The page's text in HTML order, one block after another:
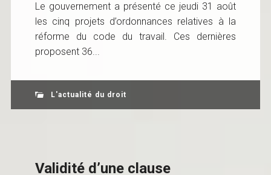
Le gouvernement a présenté ce jeudi 31 août
les cinq projets d’ordonnances relatives à la
réforme du code du travail. Ces dernières
proposent 36...
L'actualité du droit
Validité d’une clause